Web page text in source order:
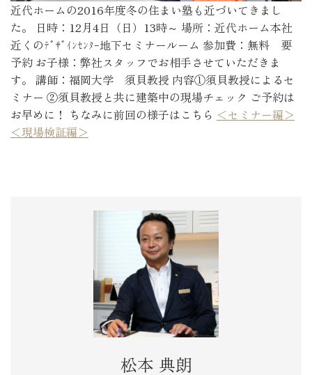
近代ホームの2016年度冬の住まい塾も近づいてきまし
た。 日時：12月4日（日）13時～ 場所：近代ホーム本社
近くのﾃﾞｻﾞｲﾝｾﾝﾀｰ地下セミナールーム 参加費：無料 要
予約 お子様：弊社スタッフでお相手させていただきま
す。 講師：福岡大学 須貝教授 内容①須貝教授によるセ
ミナー ②須貝教授と共に建築中の現場チェック ご予約は
お早めに！ ちなみに前回の様子はこちら ＜セミナー編＞
＜現場検証編＞
松本 典朗